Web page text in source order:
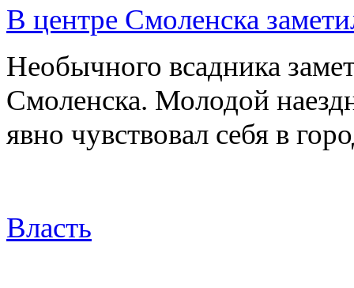
В центре Смоленска
Необычного всадника
Смоленска. Молодой
явно чувствовал себя в
Власть